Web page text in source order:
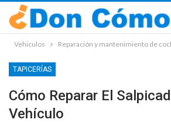
Vehiculos Reparación y mantenimiento de
TAPICERÍAS
Cómo Reparar El
Vehículo